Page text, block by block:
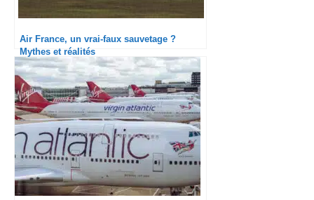
Air France, un vrai-faux sauvetage ?
Mythes et réalités